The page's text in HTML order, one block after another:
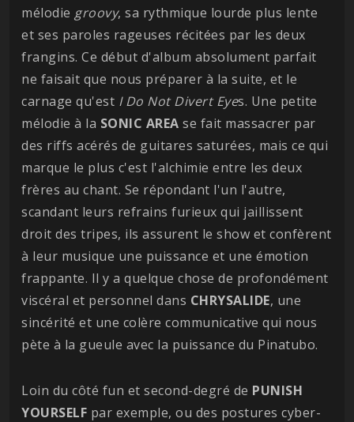
mélodie groovy, sa rythmique lourde plus lente
et ses paroles rageuses récitées par les deux
frangins. Ce début d'album absolument parfait
ne faisait que nous préparer à la suite, et le
carnage qu'est I Do Not Divert Eyes. Une petite
mélodie à la SONIC AREA se fait massacrer par
des riffs acérés de guitares saturées, mais ce qui
marque le plus c'est l'alchimie entre les deux
frères au chant. Se répondant l'un l'autre,
scandant leurs refrains furieux qui jaillissent
droit des tripes, ils assurent le show et confèrent
à leur musique une puissance et une émotion
frappante. Il y a quelque chose de profondément
viscéral et personnel dans CHRYSALIDE, une
sincérité et une colère communicative qui nous
pète à la gueule avec la puissance du Pinatubo.
Loin du côté fun et second-degré de PUNISH
YOURSELF par exemple, ou des postures cyber-